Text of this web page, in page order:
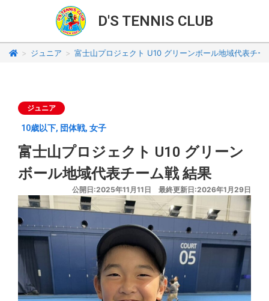
D'S TENNIS CLUB
> ジュニア > 富士山プロジェクト U10 グリーンボール地域代表チー
ジュニア
10歳以下, 団体戦, 女子
富士山プロジェクト U10 グリーン
ボール地域代表チーム戦 結果
公開日:2025年11月11日 最終更新日:2026年1月29日